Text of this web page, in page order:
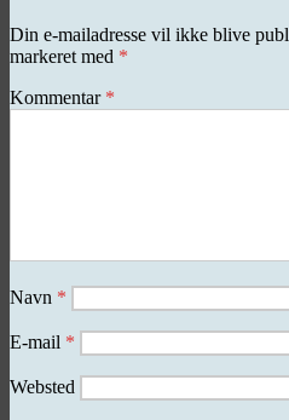
Din e-mailadresse vil ikke blive
markeret med *
Kommentar *
Navn *
E-mail *
Websted